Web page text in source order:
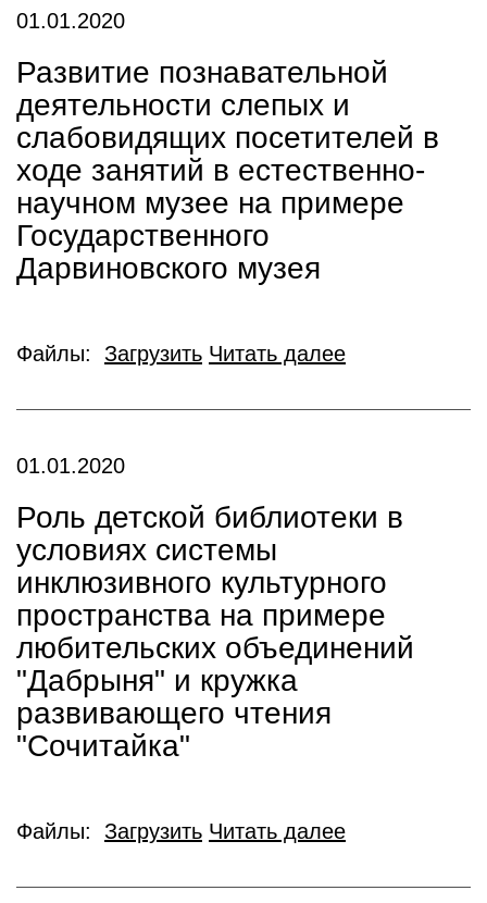
01.01.2020
Развитие познавательной
деятельности слепых и
слабовидящих посетителей в
ходе занятий в естественно-
научном музее на примере
Государственного
Дарвиновского музея
Файлы: Загрузить Читать далее
01.01.2020
Роль детской библиотеки в
условиях системы
инклюзивного культурного
пространства на примере
любительских объединений
"Дабрыня" и кружка
развивающего чтения
"Сочитайка"
Файлы: Загрузить Читать далее